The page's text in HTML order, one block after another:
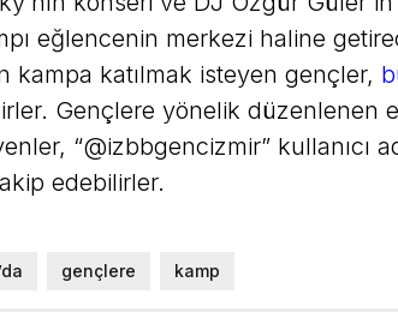
eğlencenin merkezi haline
kampa katılmak isteyen gençler,
Gençlere yönelik düzenlenen
“@izbbgencizmir” kullanıcı
edebilirler.
gençlere kamp